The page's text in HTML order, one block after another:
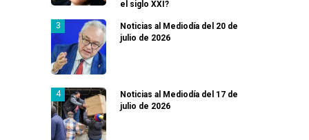
el siglo XXI?
Noticias al Mediodía del 20 de
julio de 2026
Noticias al Mediodía del 17 de
julio de 2026